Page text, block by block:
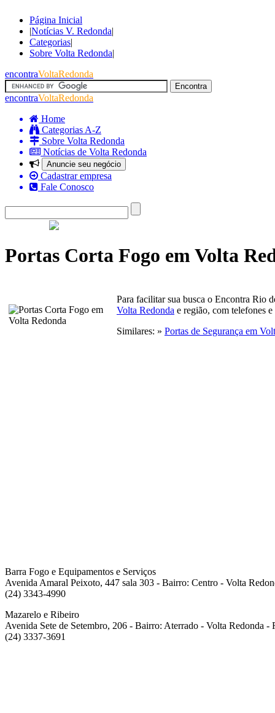
Página Inicial
|Notícias V. Redonda|
Categorias|
Sobre Volta Redonda|
encontraVoltaRedonda
encontraVoltaRedonda
Home
Categorias A-Z
Sobre Volta Redonda
Notícias de Volta Redonda
Anuncie seu negócio
Cadastrar empresa
Fale Conosco
Portas Corta Fogo em Volta
Para facilitar sua busca o Encontra Rio
Volta Redonda e região, com telefones e
Similares: » Portas de Segurança em
Barra Fogo e Equipamentos e Serviços
Avenida Amaral Peixoto, 447 sala 303 - Bairro: Centro - Volta
(24) 3343-4990
Mazarelo e Ribeiro
Avenida Sete de Setembro, 206 - Bairro: Aterrado - Volta Redonda -
(24) 3337-3691